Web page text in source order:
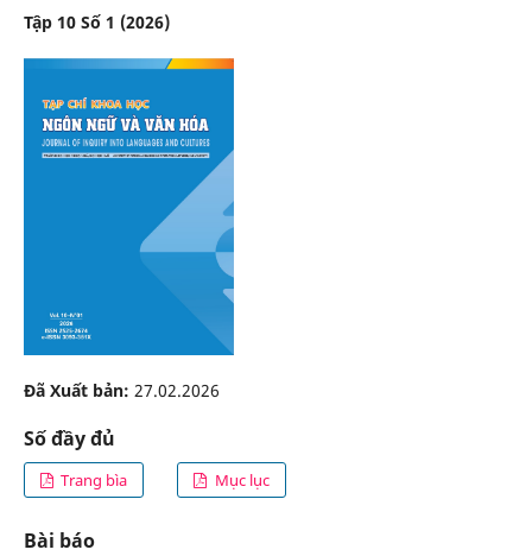
Tập 10 Số 1 (2026)
Đã Xuất bản: 27.02.2026
Số đầy đủ
Trang bìa Mục lục
Bài báo